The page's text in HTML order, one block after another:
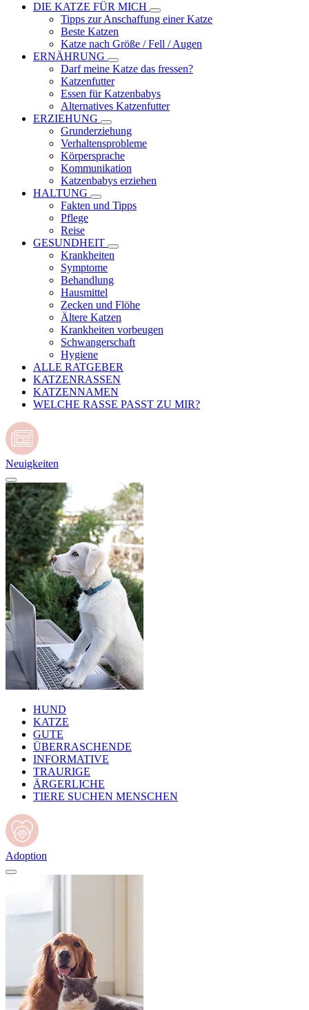
DIE KATZE FÜR MICH
Tipps zur Anschaffung einer Katze
Beste Katzen
Katze nach Größe / Fell / Augen
ERNÄHRUNG
Darf meine Katze das fressen?
Katzenfutter
Essen für Katzenbabys
Alternatives Katzenfutter
ERZIEHUNG
Grunderziehung
Verhaltensprobleme
Körpersprache
Kommunikation
Katzenbabys erziehen
HALTUNG
Fakten und Tipps
Pflege
Reise
GESUNDHEIT
Krankheiten
Symptome
Behandlung
Hausmittel
Zecken und Flöhe
Ältere Katzen
Krankheiten vorbeugen
Schwangerschaft
Hygiene
ALLE RATGEBER
KATZENRASSEN
KATZENNAMEN
WELCHE RASSE PASST ZU MIR?
Neuigkeiten
HUND
KATZE
GUTE
ÜBERRASCHENDE
INFORMATIVE
TRAURIGE
ÄRGERLICHE
TIERE SUCHEN MENSCHEN
Adoption